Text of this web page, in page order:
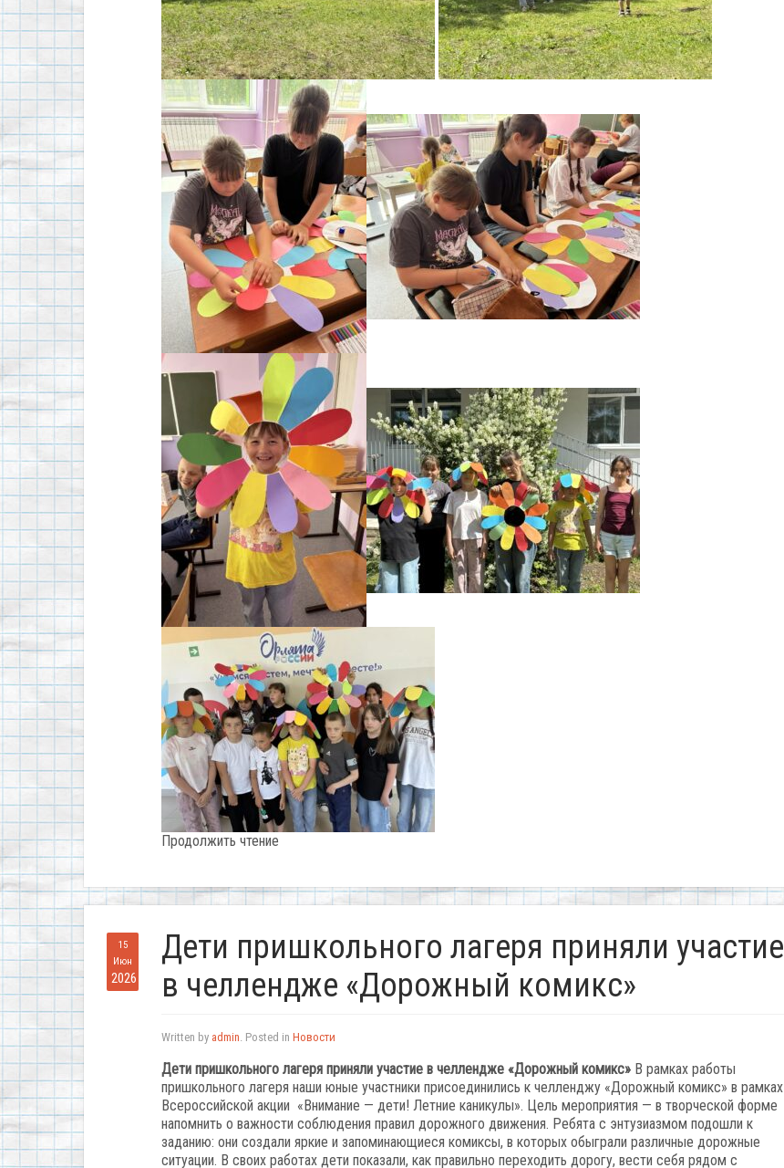
Продолжить чтение
15
Июн
2026
Дети пришкольного лагеря приняли участие
в челлендже «Дорожный комикс»
Written by admin. Posted in Новости
Дети пришкольного лагеря приняли участие в челлендже «Дорожный комикс» В рамках работы
пришкольного лагеря наши юные участники присоединились к челленджу «Дорожный комикс» в рамках
Всероссийской акции «Внимание — дети! Летние каникулы». Цель мероприятия — в творческой форме
напомнить о важности соблюдения правил дорожного движения. Ребята с энтузиазмом подошли к
заданию: они создали яркие и запоминающиеся комиксы, в которых обыграли различные дорожные
ситуации. В своих работах дети показали, как правильно переходить дорогу, вести себя рядом с